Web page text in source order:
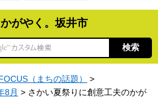
がやく。坂井市
（まちの話題）
>
8月 > さかい夏祭りに創意工夫のかが